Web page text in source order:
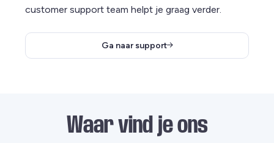
customer support team helpt je graag verder.
Ga naar support
Waar vind je ons